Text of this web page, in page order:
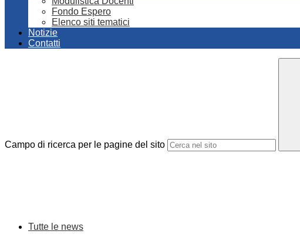
Fondo Espero
Elenco siti tematici
Notizie
Contatti
Campo di ricerca per le pagine del sito
Tutte le news